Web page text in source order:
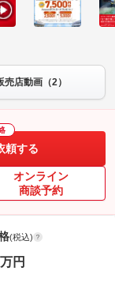
売店動画（2）
頼する
オンライン
商談予約
(税込)
万円